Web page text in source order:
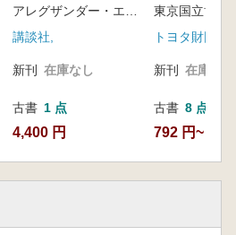
アレグザンダー・エリオット [ほか] 著 ; 大林太良, 吉田敦彦訳
講談社,
新刊 在庫なし
古書 1 点
4,400 円
東京国立博
トヨタ財団
新刊 在庫なし
古書 8 点
792 円~